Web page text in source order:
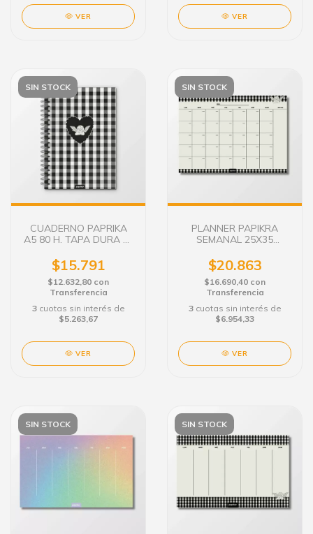
VER VER
SIN STOCK
CUADERNO PAPRIKA
A5 80 H. TAPA DURA EL
$15.791
$12.632,80 con
Transferencia
3 cuotas sin interés de
$5.263,67
VER
SIN STOCK
PLANNER PAPIKRA
SEMANAL 25X35
$20.863
$16.690,40 con
Transferencia
3 cuotas sin interés de
$6.954,33
VER
SIN STOCK SIN STOCK